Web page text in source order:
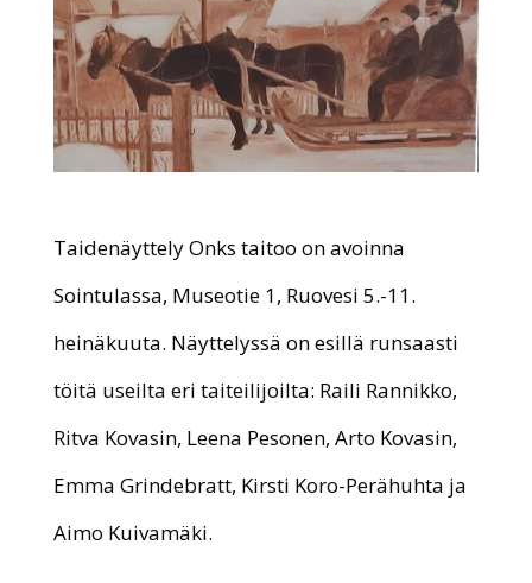
Taidenäyttely Onks taitoo on avoinna
Sointulassa, Museotie 1, Ruovesi 5.-11.
heinäkuuta. Näyttelyssä on esillä runsaasti
töitä useilta eri taiteilijoilta: Raili Rannikko,
Ritva Kovasin, Leena Pesonen, Arto Kovasin,
Emma Grindebratt, Kirsti Koro-Perähuhta ja
Aimo Kuivamäki.